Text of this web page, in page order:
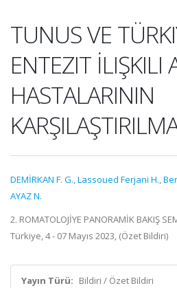
TUNUS VE
ENTEZIT İLIŞKILI
HASTALARININ
DEMİRKAN F. G.,Lassoued Ferjani H.,
AYAZ N.
2. ROMATOLOJİYE PANORAMİK BAKIŞ
Türkiye, 4 - 07 Mayıs 2023, (Özet Bildiri)
Yayın Türü: Bildiri / Özet Bildiri